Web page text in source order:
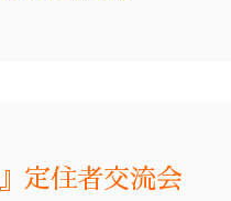
定住者交流会